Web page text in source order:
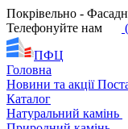
Покрівельно -
Телефонуйте нам
ПФЦ
Головна
Новини та акції
Каталог
Натуральний камінь